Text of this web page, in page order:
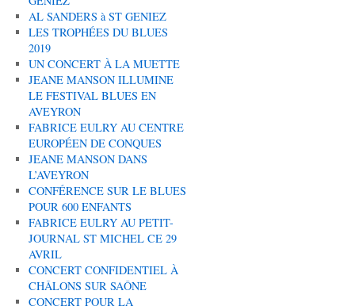
AL SANDERS à ST GENIEZ
LES TROPHÉES DU BLUES
2019
UN CONCERT À LA MUETTE
JEANE MANSON ILLUMINE
LE FESTIVAL BLUES EN
AVEYRON
FABRICE EULRY AU CENTRE
EUROPÉEN DE CONQUES
JEANE MANSON DANS
L’AVEYRON
CONFÉRENCE SUR LE BLUES
POUR 600 ENFANTS
FABRICE EULRY AU PETIT-
JOURNAL ST MICHEL CE 29
AVRIL
CONCERT CONFIDENTIEL À
CHÂLONS SUR SAÔNE
CONCERT POUR LA